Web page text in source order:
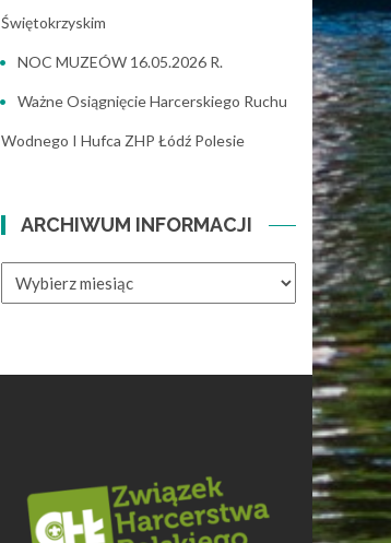
Świętokrzyskim
NOC MUZEÓW 16.05.2026 R.
Ważne Osiągnięcie Harcerskiego Ruchu
Wodnego I Hufca ZHP Łódź Polesie
ARCHIWUM INFORMACJI
INFORMACJI